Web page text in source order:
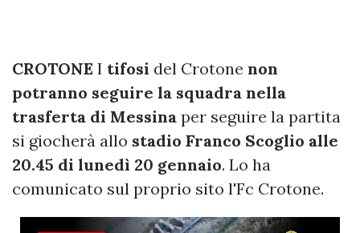
CROTONE I tifosi del Crotone non
potranno seguire la squadra nella
trasferta di Messina per seguire la partita
si giocherà allo stadio Franco Scoglio alle
20.45 di lunedì 20 gennaio. Lo ha
comunicato sul proprio sito l'Fc Crotone.